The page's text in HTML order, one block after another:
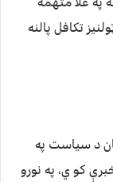
تکافل پالنه
د سیاست په
کو ي، په نورو